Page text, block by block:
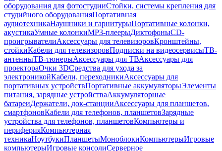
оборудования для фотостудииСтойки, системы крепления для
студийного оборудованияПортативная
аудиотехникаНаушники и гарнитурыПортативные колонки,
акустикаУмные колонкиMP3-плеерыДиктофоныCD-
проигрывателиАксессуары для телевизоровКронштейны,
стойкиКабели для телевизоровПодписки на видеосервисыТВ-
антенныТВ-тюнерыАксессуары для ТВАксессуары для
проектораОчки 3DСредства для ухода за
электроникойКабели, переходникиАксессуары для
портативных устройствПортативные аккумуляторыЭлементы
питания, зарядные устройстваАккумуляторные
батареиДержатели, док-станцииАксессуары для планшетов,
смартфоновКабели для телефонов, планшетовЗарядные
устройства для телефонов, планшетовКомпьютеры и
периферияКомпьютерная
техникаНоутбукиПланшетыМоноблокиКомпьютерыИгровые
компьютерыИгровые консолиСерверное